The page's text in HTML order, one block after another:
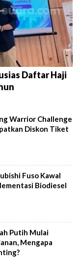
Daftar Haji
Warrior Challenge
Diskon Tiket
Fuso Kawal
Biodiesel
Putih Mulai
Mengapa